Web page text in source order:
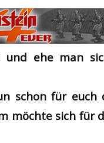
RtCW Feintuning
ehe man
schon für euch
möchte sich für